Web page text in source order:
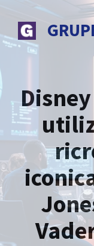
contenuto